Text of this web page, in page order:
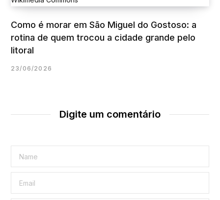
Como é morar em São Miguel do Gostoso: a
rotina de quem trocou a cidade grande pelo
litoral
23/06/2026
Digite um comentário